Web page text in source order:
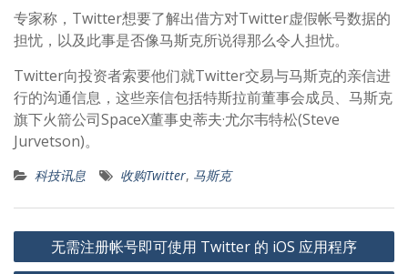
专家称，Twitter想要了解出借方对Twitter虚假帐号数据的
担忧，以及此事是否像马斯克所说得那么令人担忧。
Twitter向投资者索要他们就Twitter交易与马斯克的亲信进
行的沟通信息，这些亲信包括特斯拉前董事会成员、马斯克
旗下火箭公司SpaceX董事史蒂夫·尤尔韦特松(Steve
Jurvetson)。
科技讯息 收购Twitter, 马斯克
文
章
无需注册帐号即可使用 Twitter 的 iOS 应用程序